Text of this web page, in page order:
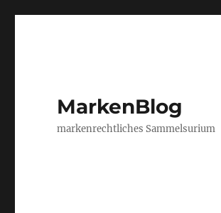
MarkenBlog
markenrechtliches Sammelsurium